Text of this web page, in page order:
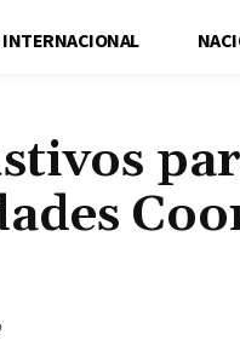
INTERNACIONAL